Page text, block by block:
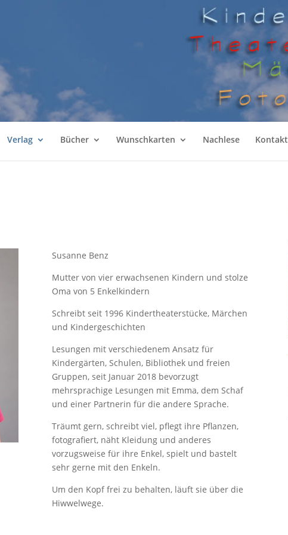
Verlag Bücher Wunschkarten Nachlese Kontakt
Susanne Benz
Mutter von vier erwachsenen Kindern und stolze
Oma von 5 Enkelkindern
Schreibt seit 1996 Kindertheaterstücke, Märchen
und Kindergeschichten
Lesungen mit verschiedenem Ansatz für
Kindergärten, Schulen, Bibliothek und freien
Gruppen, seit Januar 2018 bevorzugt
mehrsprachige Lesungen mit Emma, dem Schaf
und einer Partnerin für die andere Sprache.
Träumt gern, schreibt viel, pflegt ihre Pflanzen,
fotografiert, näht Kleidung und anderes
vorzugsweise für ihre Enkel, spielt und bastelt
sehr gerne mit den Enkeln.
Um den Kopf frei zu behalten, läuft sie über die
Hiwwelwege.